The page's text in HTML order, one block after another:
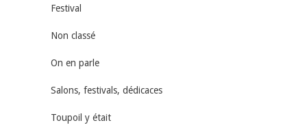
Festival
Non classé
On en parle
Salons, festivals, dédicaces
Toupoil y était